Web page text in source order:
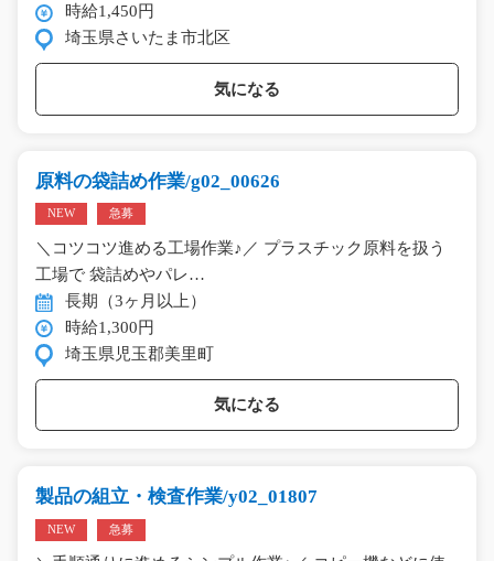
時給1,450円
埼玉県さいたま市北区
気になる
原料の袋詰め作業/g02_00626
NEW 急募
＼コツコツ進める工場作業♪／ プラスチック原料を扱う
工場で 袋詰めやパレ…
長期（3ヶ月以上）
時給1,300円
埼玉県児玉郡美里町
気になる
製品の組立・検査作業/y02_01807
NEW 急募